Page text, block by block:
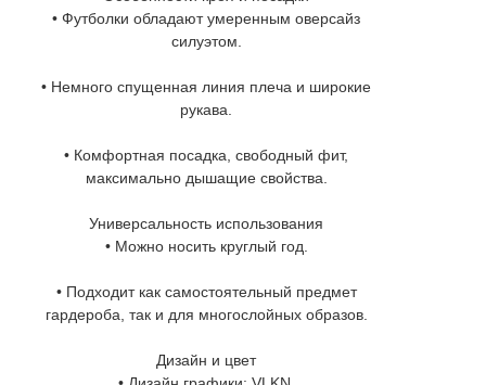
• Футболки обладают умеренным оверсайз
силуэтом.
• Немного спущенная линия плеча и широкие
рукава.
• Комфортная посадка, свободный фит,
максимально дышащие свойства.
Универсальность использования
• Можно носить круглый год.
• Подходит как самостоятельный предмет
гардероба, так и для многослойных образов.
Дизайн и цвет